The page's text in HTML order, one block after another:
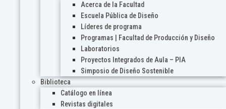
Acerca de la Facultad
Escuela Pública de Diseño
Líderes de programa
Programas | Facultad de Producción y Diseño
Laboratorios
Proyectos Integrados de Aula – PIA
Simposio de Diseño Sostenible
Biblioteca
Catálogo en línea
Revistas digitales